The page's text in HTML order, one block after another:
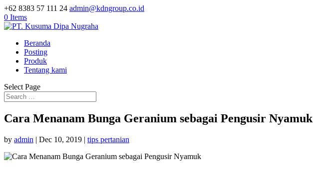
+62 8383 57 111 24 admin@kdngroup.co.id
0 Items
Beranda
Posting
Produk
Tentang kami
Select Page
Cara Menanam Bunga Geranium sebagai Pengusir Nyamuk
by admin | Dec 10, 2019 | tips pertanian